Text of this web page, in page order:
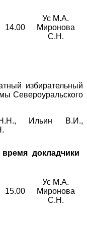
14.00
Ус М.А.
Миронова
С.Н.
избирательный
Североуральского
Ильин В.И.,
время докладчики
15.00
Ус М.А.
Миронова
С.Н.